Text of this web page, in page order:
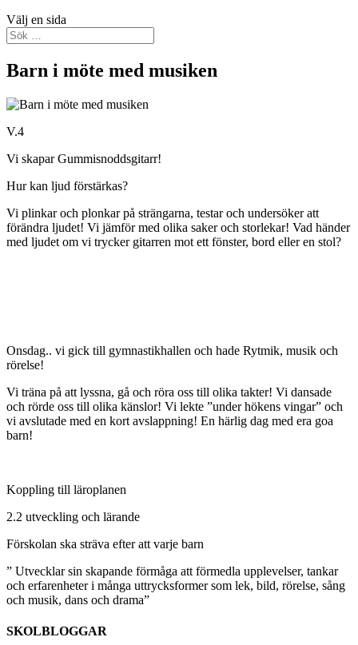
Välj en sida
Barn i möte med musiken
V.4
Vi skapar Gummisnoddsgitarr!
Hur kan ljud förstärkas?
Vi plinkar och plonkar på strängarna, testar och undersöker att
förändra ljudet! Vi jämför med olika saker och storlekar! Vad händer
med ljudet om vi trycker gitarren mot ett fönster, bord eller en stol?
Onsdag.. vi gick till gymnastikhallen och hade Rytmik, musik och
rörelse!
Vi träna på att lyssna, gå och röra oss till olika takter! Vi dansade
och rörde oss till olika känslor! Vi lekte ”under hökens vingar” och
vi avslutade med en kort avslappning! En härlig dag med era goa
barn!
Koppling till läroplanen
2.2 utveckling och lärande
Förskolan ska sträva efter att varje barn
” Utvecklar sin skapande förmåga att förmedla upplevelser, tankar
och erfarenheter i många uttrycksformer som lek, bild, rörelse, sång
och musik, dans och drama”
SKOLBLOGGAR